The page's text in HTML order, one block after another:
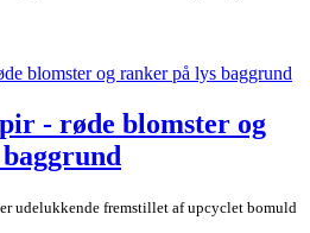
- røde blomster og
udelukkende fremstillet af upcyclet bomuld